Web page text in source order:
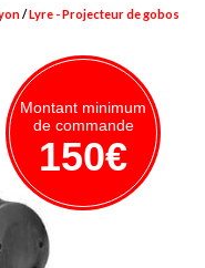
Lyre - Projecteur de gobos
Montant minimum
de commande
150€